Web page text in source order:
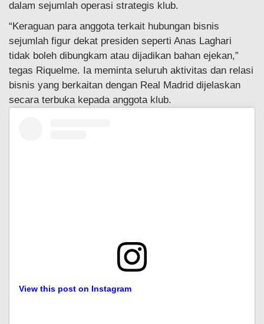
dalam sejumlah operasi strategis klub.
“Keraguan para anggota terkait hubungan bisnis
sejumlah figur dekat presiden seperti Anas Laghari
tidak boleh dibungkam atau dijadikan bahan ejekan,”
tegas Riquelme. Ia meminta seluruh aktivitas dan relasi
bisnis yang berkaitan dengan Real Madrid dijelaskan
secara terbuka kepada anggota klub.
View this post on Instagram